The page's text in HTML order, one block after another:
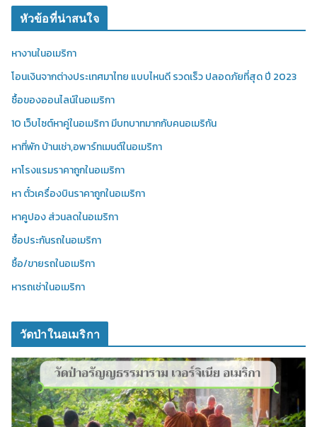
หัวข้อที่น่าสนใจ
หางานในอเมริกา
โอนเงินจากต่างประเทศมาไทย แบบไหนดี รวดเร็ว ปลอดภัยที่สุด ปี 2023
ซื้อของออนไลน์ในอเมริกา
10 เว็บไซต์หาคู่ในอเมริกา มีบทบาทมากกับคนอเมริกัน
หาที่พัก บ้านเช่า,อพาร์ทเมนต์ในอเมริกา
หาโรงแรมราคาถูกในอเมริกา
หา ตั๋วเครื่องบินราคาถูกในอเมริกา
หาคูปอง ส่วนลดในอเมริกา
ซื้อประกันรถในอเมริกา
ซื้อ/ขายรถในอเมริกา
หารถเช่าในอเมริกา
วัดป่าในอเมริกา